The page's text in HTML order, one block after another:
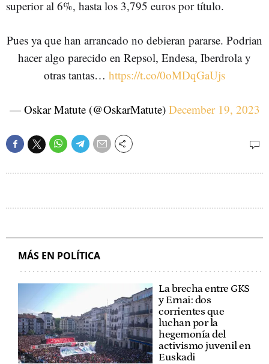
superior al 6%, hasta los 3,795 euros por título.
Pues ya que han arrancado no debieran pararse. Podrian
hacer algo parecido en Repsol, Endesa, Iberdrola y
otras tantas… https://t.co/0oMDqGaUjs
— Oskar Matute (@OskarMatute) December 19, 2023
MÁS EN POLÍTICA
La brecha entre GKS
y Ernai: dos
corrientes que
luchan por la
hegemonía del
activismo juvenil en
Euskadi